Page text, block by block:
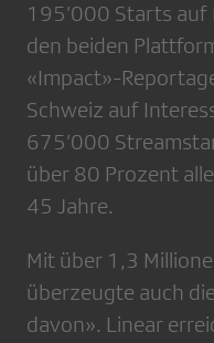
195’000 Starts auf
den beiden
«Impact»-
Schweiz auf
675’000
über 80 Prozent
45 Jahre.
Mit über 1,3
überzeugte auch
davon». Linear